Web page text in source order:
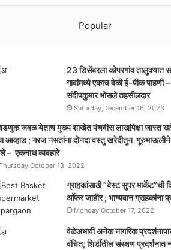
Popular
23 डिसेंबरला कोपरगांव तालुक्‍यात
गावांमध्ये एकाच वेळी ई-पीक पाहणी –
संदीपकुमार भोसले तहसीलदार
Saturday,December 16, 2023
जवळ येताच मुख्य शाखेत पंचवीस लाखांपेक्षा जास्त
आव्हाड ; गरज नसतांना दोनदा वस्तु खरेदीतुन
– एकनाथ व्यवहारे
13, 2022
ग्राहकांसाठी “बेस्ट सुपर मार्केट”ची
आॕफर जाहीर ; भाग्यवान ग्राहकांना
Monday,October 17, 2022
वेळेअभावी अनेक नागरिक
वंचित; शिर्डीतील संरक्षण प्रदर्शनात